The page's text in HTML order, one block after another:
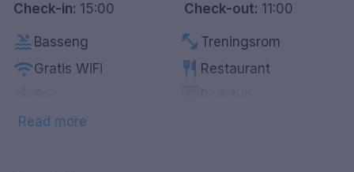
Check-in: 15:00 Check-out: 11:00
pool Basseng fitness_center Treningsrom
wifiGratis WiFi restaurant Restaurant
petsKjæledyrvennlig
Read more